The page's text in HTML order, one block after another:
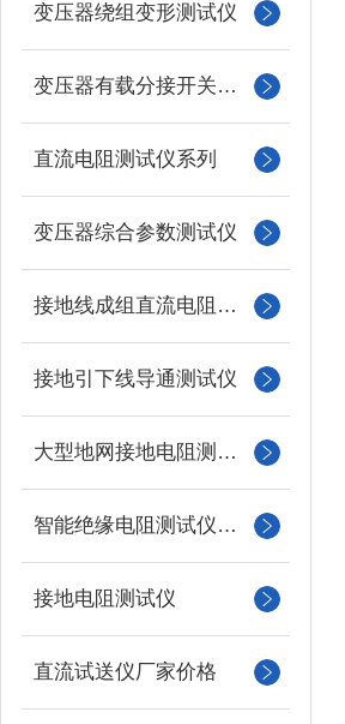
变压器绕组变形测试仪
变压器有载分接开关测试仪
直流电阻测试仪系列
变压器综合参数测试仪
接地线成组直流电阻测试仪
接地引下线导通测试仪
大型地网接地电阻测试仪
智能绝缘电阻测试仪（兆欧表）
接地电阻测试仪
直流试送仪厂家价格